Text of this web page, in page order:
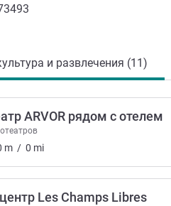
и развлечения (11)
ARVOR рядом с отелем
m / 0 mi
Les Champs Libres